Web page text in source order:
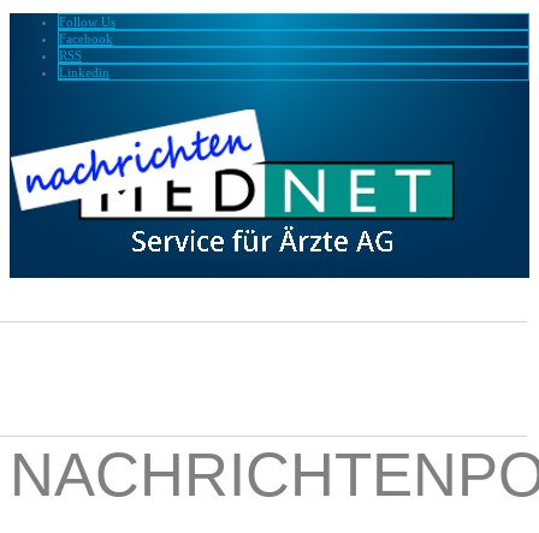
Follow Us
Facebook
RSS
Linkedin